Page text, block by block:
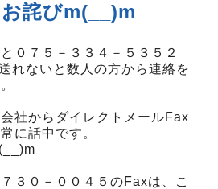
詫びm(__)m
０７５－３３４－５３５２
れないと数人の方から連絡を
社からダイレクトメールFax
に話中です。
３０－００４５のFaxは、こ